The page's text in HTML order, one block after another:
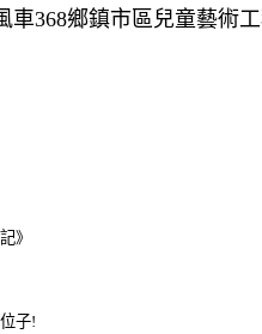
車368鄉鎮市區兒童藝術
》
子!